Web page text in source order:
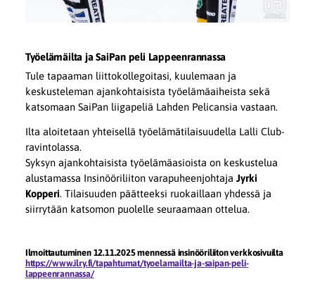
Työelämäilta ja SaiPan peli Lappeenrannassa
Tule tapaaman liittokollegoitasi, kuulemaan ja
keskusteleman ajankohtaisista työelämäaiheista sekä
katsomaan SaiPan liigapeliä Lahden Pelicansia vastaan.
Ilta aloitetaan yhteisellä työelämätilaisuudella Lalli Club-
ravintolassa.
Syksyn ajankohtaisista työelämäasioista on keskustelua
alustamassa Insinööriliiton varapuheenjohtaja Jyrki
Kopperi. Tilaisuuden päätteeksi ruokaillaan yhdessä ja
siirrytään katsomon puolelle seuraamaan ottelua.
Ilmoittautuminen 12.11.2025 mennessä insinööriliiton verkkosivuilta
https://www.ilry.fi/tapahtumat/tyoelamailta-ja-saipan-peli-
lappeenrannassa/